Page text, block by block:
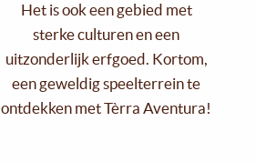
Het is ook een gebied met
sterke culturen en een
uitzonderlijk erfgoed. Kortom,
een geweldig speelterrein te
ontdekken met Tèrra Aventura!